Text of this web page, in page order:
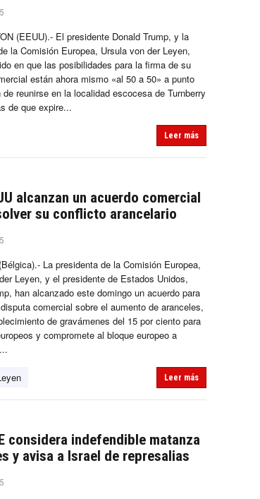
(EEUU).- El presidente Donald Trump, y la
la Comisión Europea, Ursula von der Leyen,
en que las posibilidades para la firma de su
están ahora mismo «al 50 a 50» a punto
reunirse en la localidad escocesa de Turnberry
de que expire...
Leer más
alcanzan un acuerdo comercial
su conflicto arancelario
La presidenta de la Comisión Europea,
Leyen, y el presidente de Estados Unidos,
han alcanzado este domingo un acuerdo para
comercial sobre el aumento de aranceles,
de gravámenes del 15 por ciento para
y compromete al bloque europeo a
Leer más
considera indefendible matanza
y avisa a Israel de represalias